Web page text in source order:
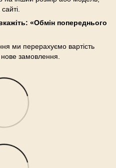
«Обмін попереднього
ми перерахуємо вартість
замовлення.